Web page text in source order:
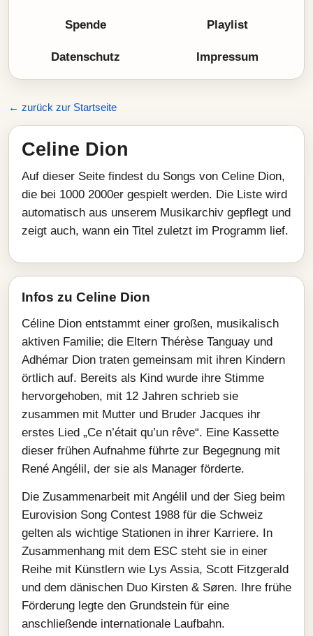
Spende Playlist
Datenschutz Impressum
← zurück zur Startseite
Celine Dion
Auf dieser Seite findest du Songs von Celine Dion,
die bei 1000 2000er gespielt werden. Die Liste wird
automatisch aus unserem Musikarchiv gepflegt und
zeigt auch, wann ein Titel zuletzt im Programm lief.
Infos zu Celine Dion
Céline Dion entstammt einer großen, musikalisch
aktiven Familie; die Eltern Thérèse Tanguay und
Adhémar Dion traten gemeinsam mit ihren Kindern
örtlich auf. Bereits als Kind wurde ihre Stimme
hervorgehoben, mit 12 Jahren schrieb sie
zusammen mit Mutter und Bruder Jacques ihr
erstes Lied „Ce n’était qu’un rêve“. Eine Kassette
dieser frühen Aufnahme führte zur Begegnung mit
René Angélil, der sie als Manager förderte.
Die Zusammenarbeit mit Angélil und der Sieg beim
Eurovision Song Contest 1988 für die Schweiz
gelten als wichtige Stationen in ihrer Karriere. In
Zusammenhang mit dem ESC steht sie in einer
Reihe mit Künstlern wie Lys Assia, Scott Fitzgerald
und dem dänischen Duo Kirsten & Søren. Ihre frühe
Förderung legte den Grundstein für eine
anschließende internationale Laufbahn.